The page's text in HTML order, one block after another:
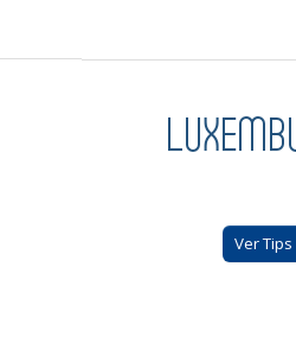
Ver Tips